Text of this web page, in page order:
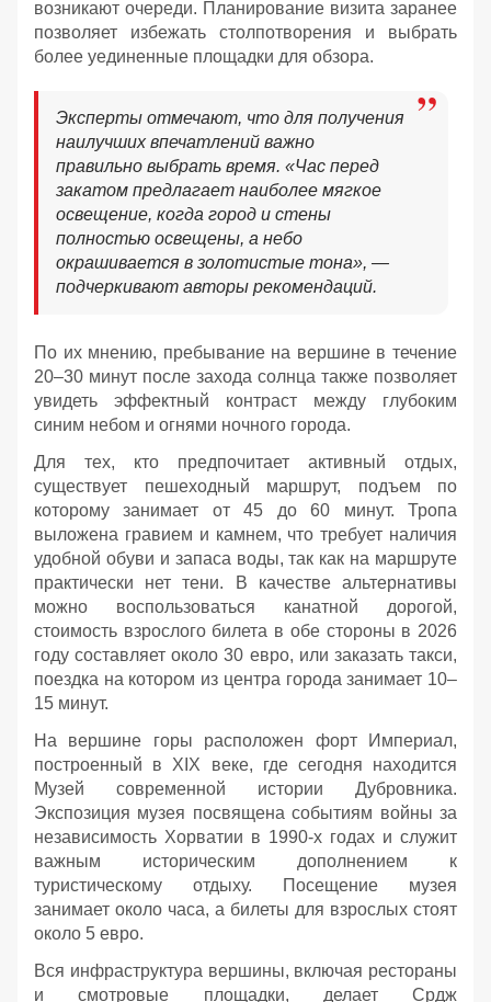
возникают очереди. Планирование визита заранее
позволяет избежать столпотворения и выбрать
более уединенные площадки для обзора.
Эксперты отмечают, что для получения
наилучших впечатлений важно
правильно выбрать время. «Час перед
закатом предлагает наиболее мягкое
освещение, когда город и стены
полностью освещены, а небо
окрашивается в золотистые тона», —
подчеркивают авторы рекомендаций.
По их мнению, пребывание на вершине в течение
20–30 минут после захода солнца также позволяет
увидеть эффектный контраст между глубоким
синим небом и огнями ночного города.
Для тех, кто предпочитает активный отдых,
существует пешеходный маршрут, подъем по
которому занимает от 45 до 60 минут. Тропа
выложена гравием и камнем, что требует наличия
удобной обуви и запаса воды, так как на маршруте
практически нет тени. В качестве альтернативы
можно воспользоваться канатной дорогой,
стоимость взрослого билета в обе стороны в 2026
году составляет около 30 евро, или заказать такси,
поездка на котором из центра города занимает 10–
15 минут.
На вершине горы расположен форт Империал,
построенный в XIX веке, где сегодня находится
Музей современной истории Дубровника.
Экспозиция музея посвящена событиям войны за
независимость Хорватии в 1990-х годах и служит
важным историческим дополнением к
туристическому отдыху. Посещение музея
занимает около часа, а билеты для взрослых стоят
около 5 евро.
Вся инфраструктура вершины, включая рестораны
и смотровые площадки, делает Срдж